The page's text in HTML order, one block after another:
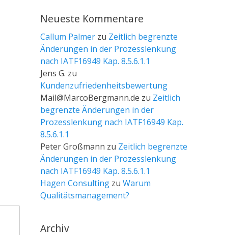
Neueste Kommentare
Callum Palmer zu Zeitlich begrenzte
Änderungen in der Prozesslenkung
nach IATF16949 Kap. 8.5.6.1.1
Jens G. zu
Kundenzufriedenheitsbewertung
Mail@MarcoBergmann.de zu Zeitlich
begrenzte Änderungen in der
Prozesslenkung nach IATF16949 Kap.
8.5.6.1.1
Peter Großmann zu Zeitlich begrenzte
Änderungen in der Prozesslenkung
nach IATF16949 Kap. 8.5.6.1.1
Hagen Consulting zu Warum
Qualitätsmanagement?
Archiv